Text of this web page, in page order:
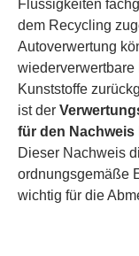
Flüssigkeiten
dem Recycling
Autoverwertung
wiederverwertbare
Kunststoffe
ist der
für den
Dieser Nachweis
ordnungsgemäße
wichtig für die